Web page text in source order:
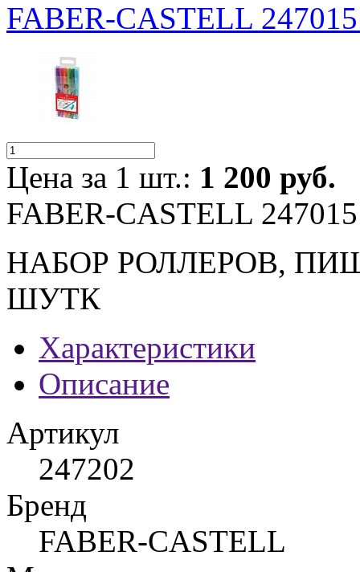
FABER-CASTELL
Цена за 1 шт.: 1 200 руб.
FABER-CASTELL
НАБОР РОЛЛЕРОВ,
ШУТК
Характеристики
Описание
Артикул
247202
Бренд
FABER-CASTELL